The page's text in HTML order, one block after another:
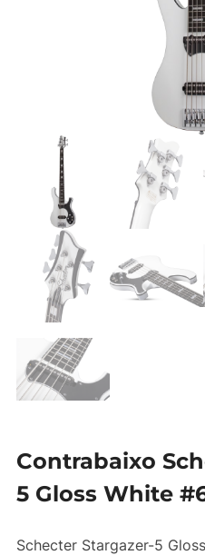
Contrabaixo
5 Gloss White
Schecter Stargazer-5